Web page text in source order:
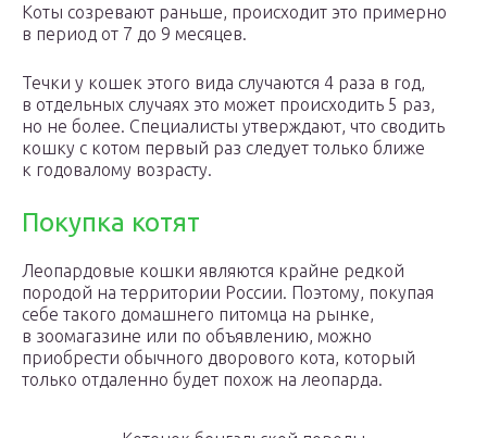
Коты созревают раньше, происходит это примерно
в период от 7 до 9 месяцев.
Течки у кошек этого вида случаются 4 раза в год,
в отдельных случаях это может происходить 5 раз,
но не более. Специалисты утверждают, что сводить
кошку с котом первый раз следует только ближе
к годовалому возрасту.
Покупка котят
Леопардовые кошки являются крайне редкой
породой на территории России. Поэтому, покупая
себе такого домашнего питомца на рынке,
в зоомагазине или по объявлению, можно
приобрести обычного дворового кота, который
только отдаленно будет похож на леопарда.